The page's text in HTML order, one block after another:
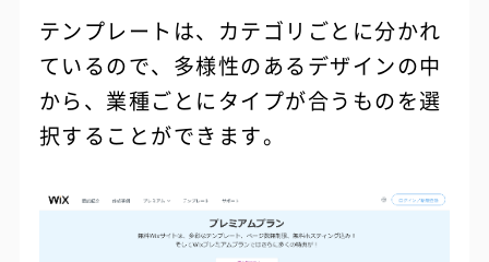
テンプレートは、カテゴリごとに分かれ
ているので、多様性のあるデザインの中
から、業種ごとにタイプが合うものを選
択することができます。